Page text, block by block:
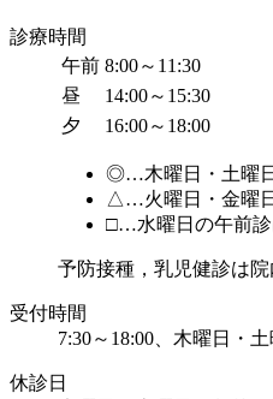
診療時間
午前 8:00～11:30
昼
14:00～15:30
夕
16:00～18:00
◎…木曜日・土曜
△…火曜日・金曜日
□…水曜日の午前診
予防接種，乳児健診は
受付時間
7:30～18:00、木曜日・土
休診日